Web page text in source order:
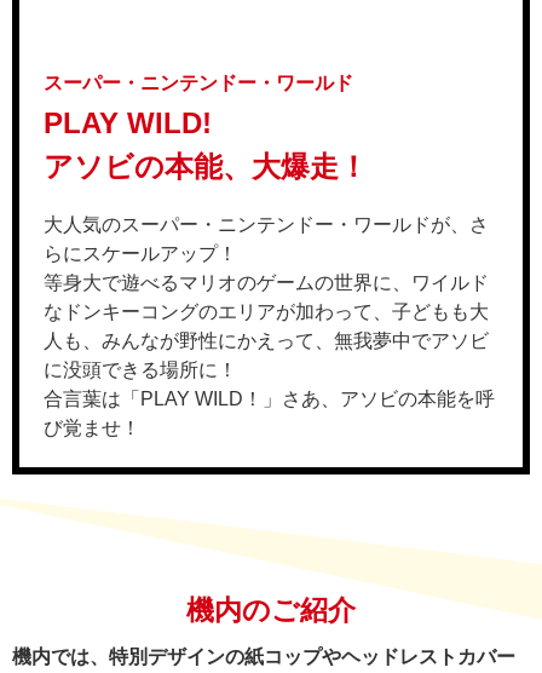
スーパー・ニンテンドー・ワールド
PLAY WILD!
アソビの本能、大爆走！
大人気のスーパー・ニンテンドー・ワールドが、さ
らにスケールアップ！
等身大で遊べるマリオのゲームの世界に、ワイルド
なドンキーコングのエリアが加わって、子どもも大
人も、みんなが野性にかえって、無我夢中でアソビ
に没頭できる場所に！
合言葉は「PLAY WILD！」さあ、アソビの本能を呼
び覚ませ！
機内のご紹介
機内では、特別デザインの紙コップやヘッドレストカバー